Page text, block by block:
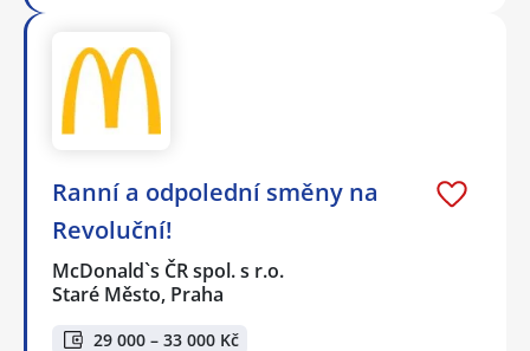
Ranní a odpolední směny na
Revoluční!
McDonald`s ČR spol. s r.o.
Staré Město, Praha
29 000 – 33 000 Kč